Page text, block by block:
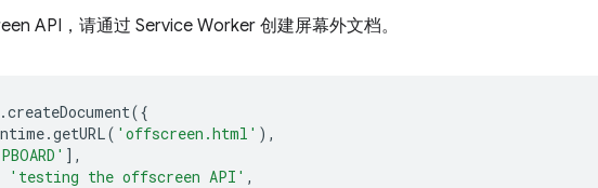
API，请通过 Service Worker 创建屏幕外文档。
.createDocument({
.getURL( 'offscreen.html' ),
],
'testing the offscreen API' ,